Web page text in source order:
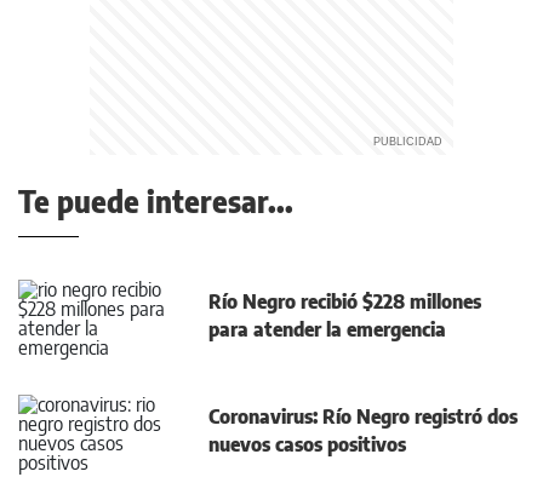
Te puede interesar...
Río Negro recibió $228 millones
para atender la emergencia
Coronavirus: Río Negro registró dos
nuevos casos positivos